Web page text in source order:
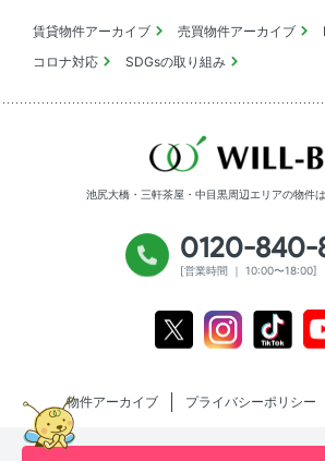
賃貸物件アーカイブ 売買物件アーカイブ
コロナ対応
SDGsの取り組み
池尻大橋・三軒茶屋・中目黒周辺エリアの物件は
0120-840-
[営業時間 ｜ 10:00〜18:00]
Instagram
物件アーカイブ プライバシーポリシー